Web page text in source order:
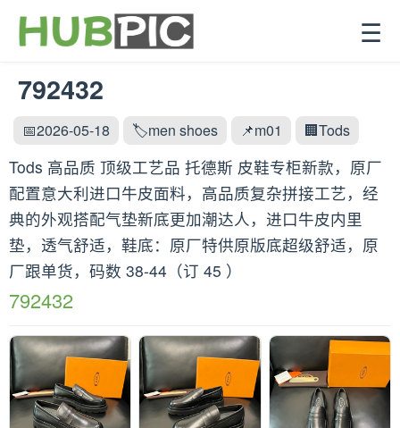
☰
792432
📅2026-05-18 🏷️men shoes 📌m01 🏢Tods
Tods 高品质 顶级工艺品 托德斯 皮鞋专柜新款，原厂
配置意大利进口牛皮面料，高品质复杂拼接工艺，经
典的外观搭配气垫新底更加潮达人，进口牛皮内里
垫，透气舒适，鞋底：原厂特供原版底超级舒适，原
厂跟单货，码数 38-44（订 45 ）
792432